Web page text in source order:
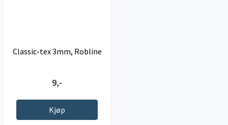
Classic-tex 3mm, Robline
9,-
Kjøp